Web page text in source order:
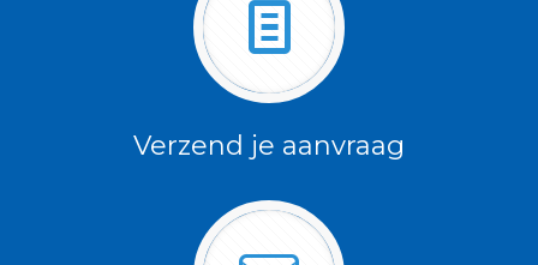
Verzend je aanvraag